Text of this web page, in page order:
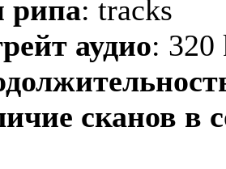
рипа: tracks
аудио: 320
сканов в